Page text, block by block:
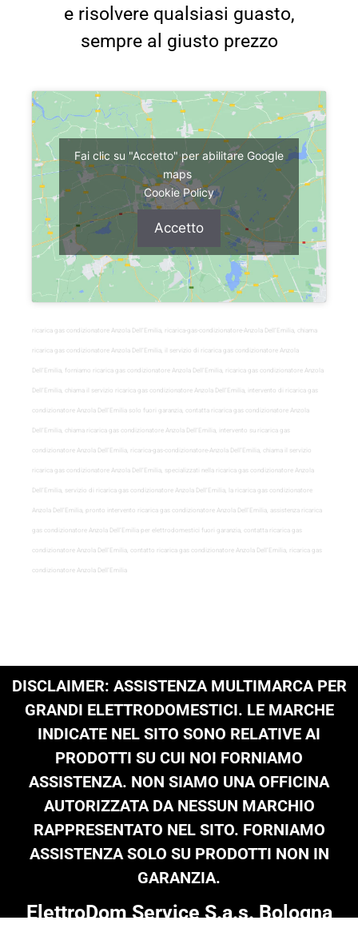
e risolvere qualsiasi guasto,
sempre al giusto prezzo
Fai clic su "Accetto" per abilitare Google
maps
Cookie Policy
Accetto
ricarica gas condizionatore Anzola Dell’Emilia, ricarica-gas-condizionatore-Anzola Dell’Emilia, chiama
ricarica gas condizionatore Anzola Dell’Emilia, il servizio di ricarica gas condizionatore Anzola
Dell’Emilia, forniamo ricarica gas condizionatore Anzola Dell’Emilia, ricarica gas condizionatore Anzola
Dell’Emilia, chiama il servizio ricarica gas condizionatore Anzola Dell’Emilia, intervento di ricarica gas
condizionatore Anzola Dell’Emilia solo fuori garanzia, contatta ricarica gas condizionatore Anzola
Dell’Emilia, chiama ricarica gas condizionatore Anzola Dell’Emilia, intervento su ricarica gas
condizionatore Anzola Dell’Emilia, ricarica-gas-condizionatore-Anzola Dell’Emilia, chiama il servizio
ricarica gas condizionatore Anzola Dell’Emilia, specializzati nella ricarica gas condizionatore Anzola
Dell’Emilia, servizio di ricarica gas condizionatore Anzola Dell’Emilia, la ricarica gas condizionatore
Anzola Dell’Emilia, pronto intervento ricarica gas condizionatore Anzola Dell’Emilia, assistenza ricarica
gas condizionatore Anzola Dell’Emilia per elettrodomestici fuori garanzia, contatta ricarica gas
condizionatore Anzola Dell’Emilia, contatto ricarica gas condizionatore Anzola Dell’Emilia, ricarica gas
condizionatore Anzola Dell’Emilia
DISCLAIMER: ASSISTENZA MULTIMARCA PER
GRANDI ELETTRODOMESTICI. LE MARCHE
INDICATE NEL SITO SONO RELATIVE AI
PRODOTTI SU CUI NOI FORNIAMO
ASSISTENZA. NON SIAMO UNA OFFICINA
AUTORIZZATA DA NESSUN MARCHIO
RAPPRESENTATO NEL SITO. FORNIAMO
ASSISTENZA SOLO SU PRODOTTI NON IN
GARANZIA.
ElettroDom Service S.a.s. Bologna